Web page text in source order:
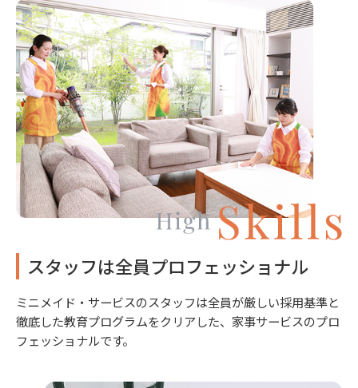
スタッフは全員プロフェッショナル
ミニメイド・サービスのスタッフは全員が厳しい採用基準と
徹底した教育プログラムをクリアした、家事サービスのプロ
フェッショナルです。